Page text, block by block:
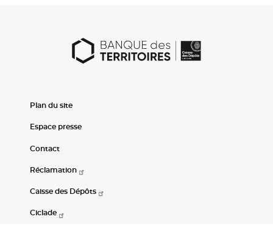
Plan du site
Espace presse
Contact
Réclamation
Caisse des Dépôts
Ciclade